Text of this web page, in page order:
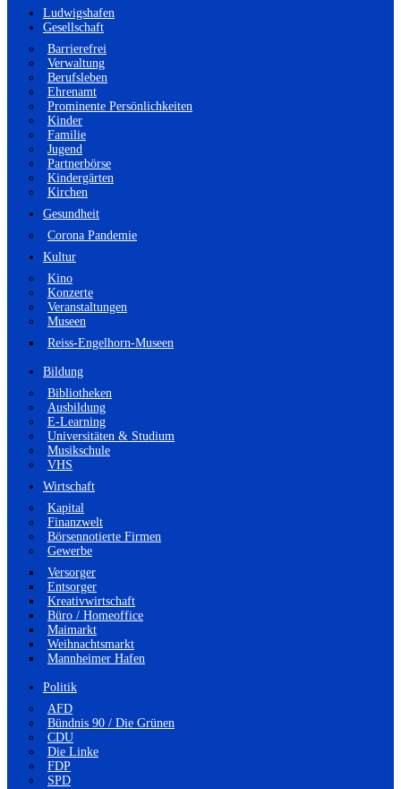
Ludwigshafen
Gesellschaft
Barrierefrei
Verwaltung
Berufsleben
Ehrenamt
Prominente Persönlichkeiten
Kinder
Familie
Jugend
Partnerbörse
Kindergärten
Kirchen
Gesundheit
Corona Pandemie
Kultur
Kino
Konzerte
Veranstaltungen
Museen
Reiss-Engelhorn-Museen
Bildung
Bibliotheken
Ausbildung
E-Learning
Universitäten & Studium
Musikschule
VHS
Wirtschaft
Kapital
Finanzwelt
Börsennotierte Firmen
Gewerbe
Versorger
Entsorger
Kreativwirtschaft
Büro / Homeoffice
Maimarkt
Weihnachtsmarkt
Mannheimer Hafen
Politik
AFD
Bündnis 90 / Die Grünen
CDU
Die Linke
FDP
SPD